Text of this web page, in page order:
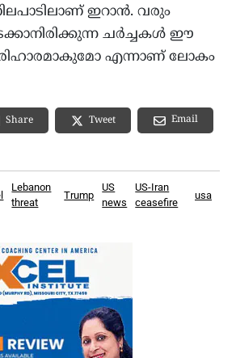
നിലപാടിലാണ് ഇറാൻ. വരും
ചർച്ചകൾ ഈ
എന്നാണ് ലോകം
Share Tweet Email
Lebanon
threat
Trump
US
news
US-Iran
ceasefire
usa